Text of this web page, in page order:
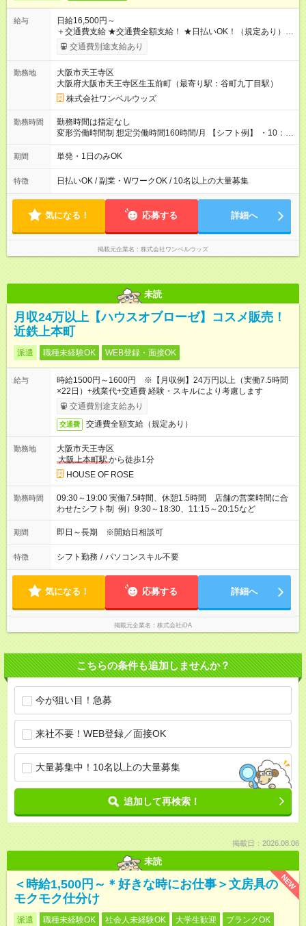
給与
日給16,500円～
＋交通費支給 ★交通費全額支給！ ★日払いOK！（規定あり） ┗
働いたその日に現金GET♪ お仕事後はコンビニATMから 日払
交通費別途支給あり
勤務地
大阪市天王寺区
大阪府大阪市天王寺区生玉前町（最寄り駅：谷町九丁目駅）
株式会社ワンベルウッズ
勤務時間
勤務時間は指定なし
変形労働時間制 想定労働時間160時間/月 【シフト例】 ・10：
00～20：00
期間 単発・1日のみOK
特徴 日払いOK / 副業・WワークOK / 10名以上の大量募集
気になる！ 応募する 詳細へ
掲載元企業名 株式会社ワンベルウッズ
未読
月収24万以上【ハウスオブローゼ】コスメ販売！
近鉄上本町
派遣 職種未経験OK WEB登録・面接OK
給与
時給1500円～1600円 ※【月収例】24万円以上（実働7.5時間
×22日）+残業代+交通費 経験・スキルにより考慮します
交通費別途支給あり
交通費 交通費全額支給（規定あり）
勤務地
大阪市天王寺区
大阪上本町駅から徒歩1分
HOUSE OF ROSE
勤務時間
09:30～19:00 実働7.5時間、休憩1.5時間 店舗の営業時間に合
わせたシフト制 例）9:30～18:30、11:15～20:15など
期間 即日～長期 ※開始日相談可
特徴 シフト勤務 / パソコンスキル不要
気になる！ 応募する 詳細へ
掲載元企業名 株式会社iDA
こちらの条件も追加しませんか？
今が狙い目！急募
来社不要！WEB登録／面接OK
大量募集中！10名以上の大量募集
追加して再検索！
掲載日：2026.08.06
未読
NEW
＜時給1,500円～＊好きな時にお仕事＞文房具の
モクモク仕分け
派遣 職種未経験OK 社会人未経験OK 大学生歓迎 ブランクOK